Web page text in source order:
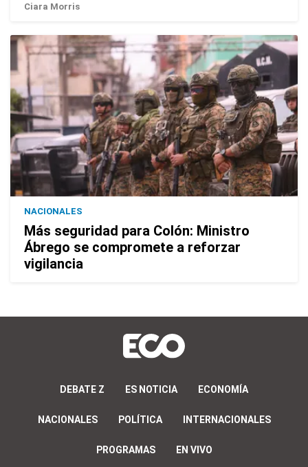
Ciara Morris
NACIONALES
Más seguridad para Colón: Ministro
Ábrego se compromete a reforzar
vigilancia
DEBATE Z ES NOTICIA ECONOMÍA
NACIONALES POLÍTICA INTERNACIONALES
PROGRAMAS EN VIVO